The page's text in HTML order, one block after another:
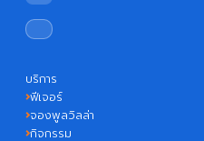
บริการ
ฟีเจอร์
จองพูลวิลล่า
กิจกรรม